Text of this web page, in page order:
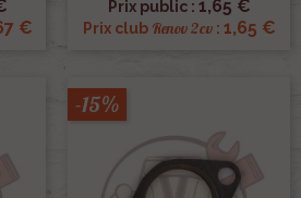
€
Prix public : 1,65 €
Prix club Renov 2cv: 1,65 €
-15%